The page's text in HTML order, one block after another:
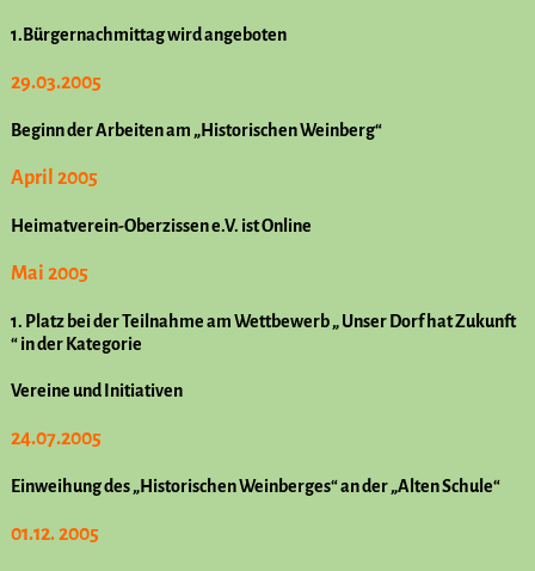
1.Bürgernachmittag wird angeboten
29.03.2005
Beginn der Arbeiten am „Historischen Weinberg“
April 2005
Heimatverein-Oberzissen e.V. ist Online
Mai 2005
1. Platz bei der Teilnahme am Wettbewerb „ Unser Dorf hat Zukunft
“ in der Kategorie
Vereine und Initiativen
24.07.2005
Einweihung des „Historischen Weinberges“ an der „Alten Schule“
01.12. 2005